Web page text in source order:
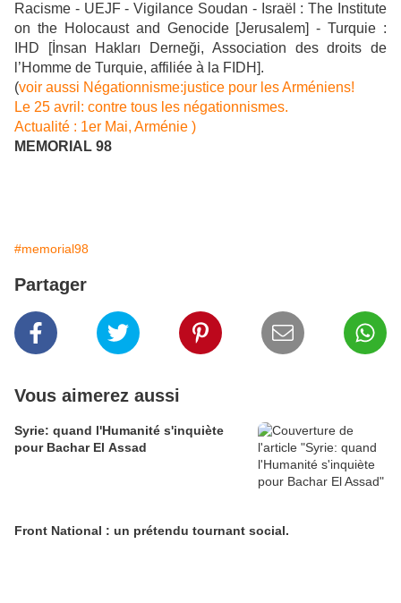
Racisme - UEJF - Vigilance Soudan - Israël : The Institute
on the Holocaust and Genocide [Jerusalem] - Turquie :
IHD [İnsan Hakları Derneği, Association des droits de
l’Homme de Turquie, affiliée à la FIDH].
(voir aussi Négationnisme:justice pour les Arméniens!
Le 25 avril: contre tous les négationnismes.
Actualité : 1er Mai, Arménie )
MEMORIAL 98
#memorial98
Partager
Vous aimerez aussi
Syrie: quand l'Humanité s'inquiète
pour Bachar El Assad
Front National : un prétendu tournant social.